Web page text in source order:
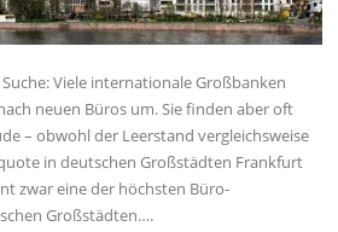
Viele internationale Großbanken
neuen Büros um. Sie finden aber oft
– obwohl der Leerstand vergleichsweise
in deutschen Großstädten Frankfurt
zwar eine der höchsten Büro-
Großstädten….